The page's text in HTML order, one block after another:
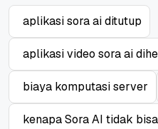
aplikasi sora ai ditutup
aplikasi video sora ai
biaya komputasi server
kenapa Sora AI tidak